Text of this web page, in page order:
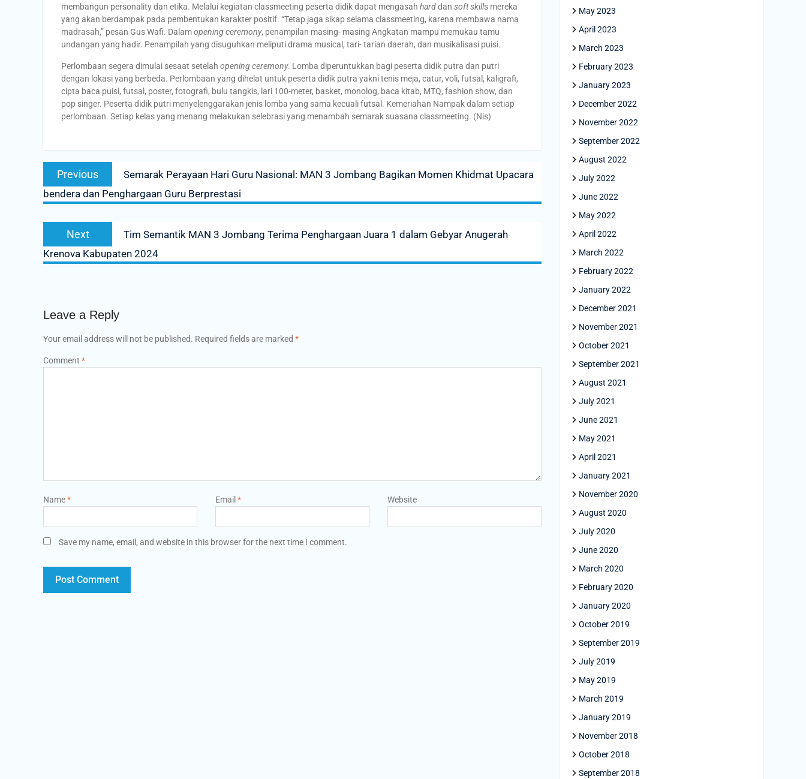
membangun personality dan etika. Melalui kegiatan classmeeting peserta didik dapat mengasah harddan soft skills mereka
yang akan berdampak pada pembentukan karakter positif. “Tetap jaga sikap selama classmeeting, karena membawa nama
madrasah,” pesan Gus Wafi. Dalamopening ceremony, penampilan masing- masing Angkatan mampu memukau tamu
undangan yang hadir. Penampilah yang disuguhkan meliputi drama musical, tari- tarian daerah, dan musikalisasi puisi.
Perlombaan segera dimulai sesaat setelah opening ceremony. Lomba diperuntukkan bagi peserta didik putra dan putri
dengan lokasi yang berbeda. Perlombaan yang dihelat untuk peserta didik putra yakni tenis meja, catur, voli, futsal, kaligrafi,
cipta baca puisi, futsal, poster, fotografi, bulu tangkis, lari 100-meter, basket, monolog, baca kitab, MTQ, fashion show, dan
pop singer. Peserta didik putri menyelenggarakan jenis lomba yang sama kecuali futsal. Kemeriahan Nampak dalam setiap
perlombaan. Setiap kelas yang menang melakukan selebrasi yang menambah semarak suasana classmeeting. (Nis)
Post
navigation
Previous
post:
Semarak Perayaan Hari Guru Nasional: MAN 3 Jombang Bagikan Momen Khidmat Upacara
bendera dan Penghargaan Guru Berprestasi
Next
Next
post:
Tim Semantik MAN 3 Jombang Terima Penghargaan Juara 1 dalam Gebyar Anugerah
Krenova Kabupaten 2024
Leave a Reply
Your email address will not be published. Required fields are marked *
Comment *
Name* Email * Website
Save my name, email, and website in this browser for the next time I comment.
May 2023
April 2023
March 2023
February 2023
January 2023
December 2022
November 2022
September 2022
August 2022
July 2022
June 2022
May 2022
April 2022
March 2022
February 2022
January 2022
December 2021
November 2021
October 2021
September 2021
August 2021
July 2021
June 2021
May 2021
April 2021
January 2021
November 2020
August 2020
July 2020
June 2020
March 2020
February 2020
January 2020
October 2019
September 2019
July 2019
May 2019
March 2019
January 2019
November 2018
October 2018
September 2018